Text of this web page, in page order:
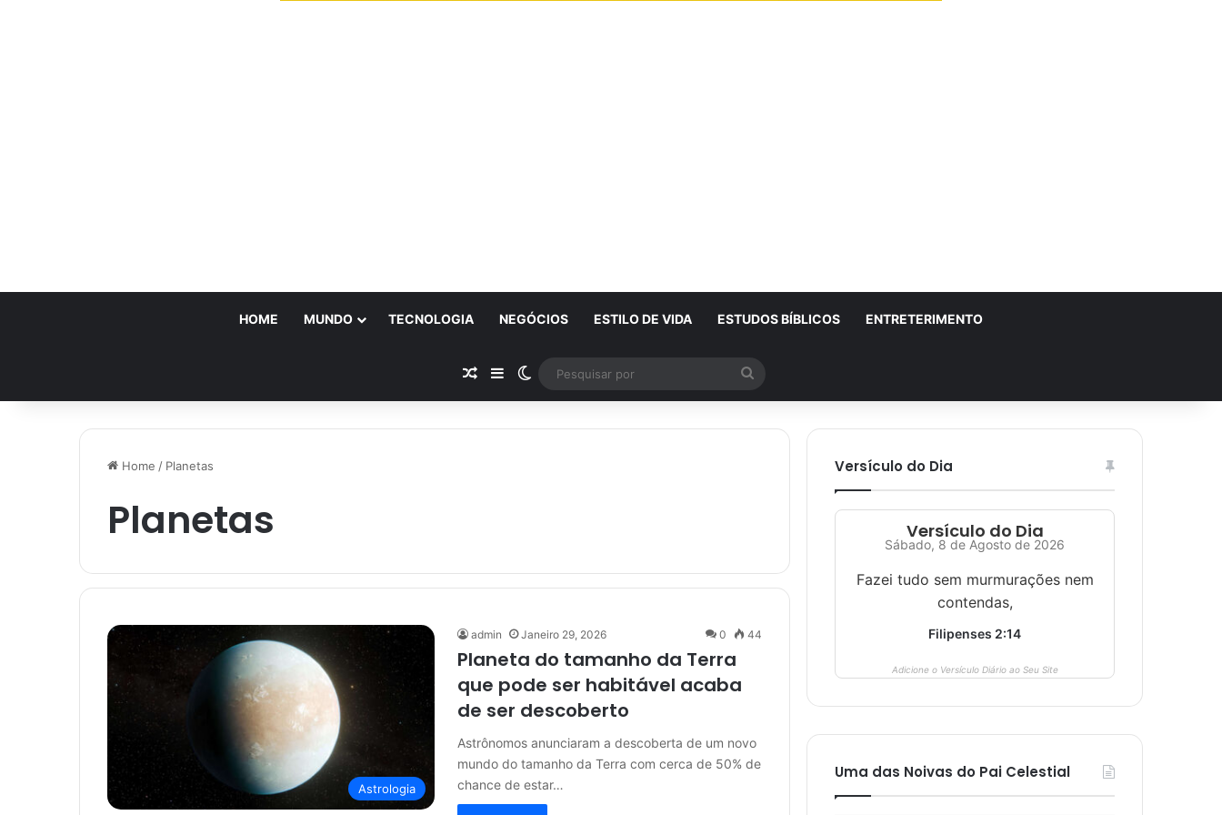
HOME MUNDO TECNOLOGIA NEGÓCIOS ESTILO DE VIDA ESTUDOS BÍBLICOS ENTRETERIMENTO
Artigo Aleatório
SidebarSwitch skin
por
Home / Planetas
Planetas
Astrologia
admin Janeiro 29, 2026 0 44
Planeta do tamanho da Terra
que pode ser habitável acaba
de ser descoberto
Astrônomos anunciaram a descoberta de um novo
mundo do tamanho da Terra com cerca de 50% de
chance de estar…
Versículo do Dia
Versículo do Dia
Sábado, 8 de Agosto de 2026
Fazei tudo sem murmurações nem
contendas,
Filipenses 2:14
Adicione o Versículo Diário ao Seu Site
Uma das Noivas do Pai Celestial